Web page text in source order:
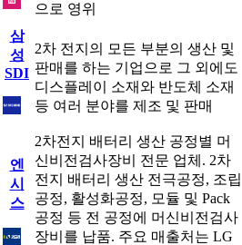
으로 영위
삼
성
SDI
2차 전지의 모든 부분의 생산 및
판매를 하는 기업으로 그 외에도
디스플레이 소재와 반도체 소재
등 여러 분야를 제조 및 판매
엔
시
스
2차전지 배터리 생산 공정별 머
신비전검사장비 전문 업체. 2차
전지 배터리 생산 전극공정, 조립
공정, 활성화공정, 모듈 및 Pack
공정 등 전 공정에 머신비전검사
장비를 납품. 주요 매출처는 LG